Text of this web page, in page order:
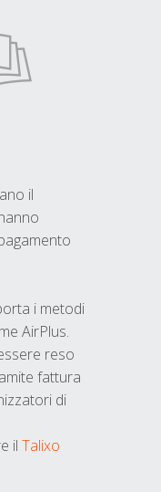
il
i metodi
AirPlus.
reso
fattura
di
il Talixo